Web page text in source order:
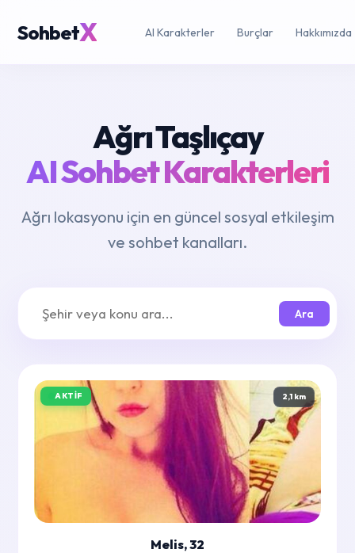
SohbetX AI Karakterler Burçlar Hakkımızda
Ağrı Taşlıçay
AI Sohbet Karakterleri
Ağrı lokasyonu için en güncel sosyal etkileşim
ve sohbet kanalları.
Ara
AKTIF 2,1 km
Melis, 32